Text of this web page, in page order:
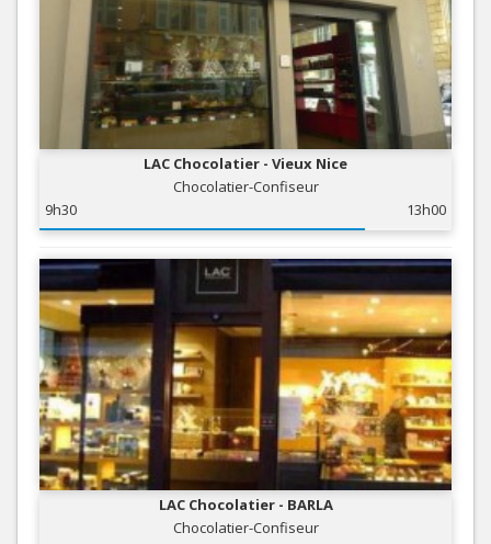
LAC Chocolatier - Vieux Nice
Chocolatier-Confiseur
9h30
13h00
LAC Chocolatier - BARLA
Chocolatier-Confiseur